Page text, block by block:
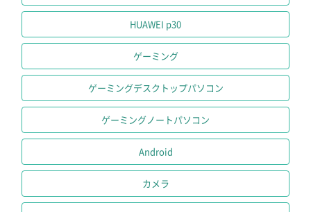
HUAWEI p30
ゲーミング
ゲーミングデスクトップパソコン
ゲーミングノートパソコン
Android
カメラ